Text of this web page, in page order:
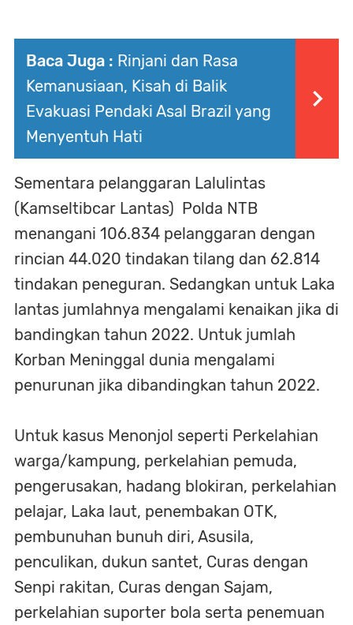
Baca Juga : Rinjani dan Rasa
Kemanusiaan, Kisah di Balik
Evakuasi Pendaki Asal Brazil yang
Menyentuh Hati
Sementara pelanggaran Lalulintas
(Kamseltibcar Lantas) Polda NTB
menangani 106.834 pelanggaran dengan
rincian 44.020 tindakan tilang dan 62.814
tindakan peneguran. Sedangkan untuk Laka
lantas jumlahnya mengalami kenaikan jika di
bandingkan tahun 2022. Untuk jumlah
Korban Meninggal dunia mengalami
penurunan jika dibandingkan tahun 2022.
Untuk kasus Menonjol seperti Perkelahian
warga/kampung, perkelahian pemuda,
pengerusakan, hadang blokiran, perkelahian
pelajar, Laka laut, penembakan OTK,
pembunuhan bunuh diri, Asusila,
penculikan, dukun santet, Curas dengan
Senpi rakitan, Curas dengan Sajam,
perkelahian suporter bola serta penemuan